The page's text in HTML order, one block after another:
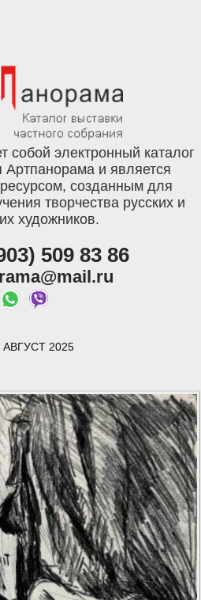
собой электронный каталог
Артпанорама и является
созданным для
творчества русских и
художников.
509 83 86
АВГУСТ 2025